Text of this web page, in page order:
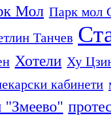
Мол Парк мол
Танчев
Хотели Ху
кабинети
"Змеево"